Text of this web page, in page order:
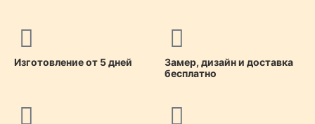
Изготовление от 5 дней
Замер, дизайн и доставка
бесплатно